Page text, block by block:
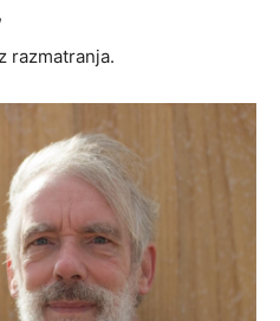
razmatranja.